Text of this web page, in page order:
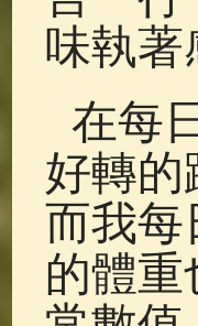
味執著
在每
好轉的
而我每
的體